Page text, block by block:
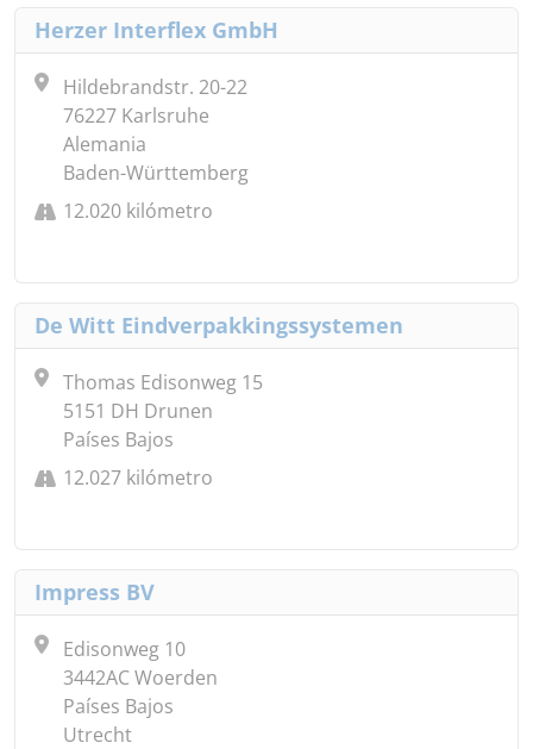
Herzer Interflex GmbH
Hildebrandstr. 20-22
76227 Karlsruhe
Alemania
Baden-Württemberg
12.020 kilómetro
De Witt Eindverpakkingssystemen
Thomas Edisonweg 15
5151 DH Drunen
Países Bajos
12.027 kilómetro
Impress BV
Edisonweg 10
3442AC Woerden
Países Bajos
Utrecht